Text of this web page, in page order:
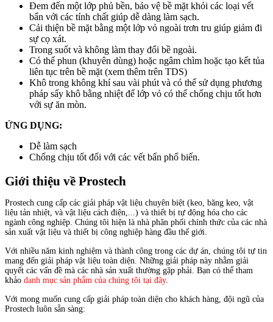
Đem đến một lớp phủ bền, bảo vệ bề mặt khỏi các loại vết
bẩn với các tính chất giúp dễ dàng làm sạch.
Cải thiện bề mặt bằng một lớp vỏ ngoài trơn tru giúp giảm đi
sự cọ xát.
Trong suốt và không làm thay đổi bề ngoài.
Có thể phun (khuyên dùng) hoặc ngâm chìm hoặc tạo kết tủa
liên tục trên bề mặt (xem thêm trên TDS)
Khô trong không khí sau vài phút và có thể sử dụng phương
pháp sấy khô bằng nhiệt để lớp vỏ có thể chống chịu tốt hơn
với sự ăn mòn.
ỨNG DỤNG:
Dễ làm sạch
Chống chịu tốt đối với các vết bẩn phổ biến.
Giới thiệu về Prostech
Prostech cung cấp các giải pháp vật liệu chuyên biệt (keo, băng keo, vật
liệu tản nhiệt, và vật liệu cách điện,...) và thiết bị tự động hóa cho các
ngành công nghiệp. Chúng tôi hiện là nhà phân phối chính thức của các nhà
sản xuất vật liệu và thiết bị công nghiệp hàng đầu thế giới.
Với nhiều năm kinh nghiệm và thành công trong các dự án, chúng tôi tự tin
mang đến giải pháp vật liệu toàn diện. Những giải pháp này nhằm giải
quyết các vấn đề mà các nhà sản xuất thường gặp phải. Bạn có thể tham
khảo danh mục sản phẩm của chúng tôi tại đây.
Với mong muốn cung cấp giải pháp toàn diện cho khách hàng, đội ngũ của
Prostech luôn sẵn sàng: